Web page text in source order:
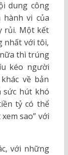
dung công
hành vi của
rủi. Một kết
nhất với tôi,
thì trúng
kéo người
về bản
sức hút khó
tỷ có thể
sao” với
với những